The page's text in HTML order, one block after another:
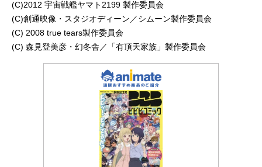
(C)2012 宇宙戦艦ヤマト2199 製作委員会
(C)創通映像・スタジオディーン／シムーン製作委員会
(C) 2008 true tears製作委員会
(C) 森見登美彦・幻冬舎／「有頂天家族」製作委員会